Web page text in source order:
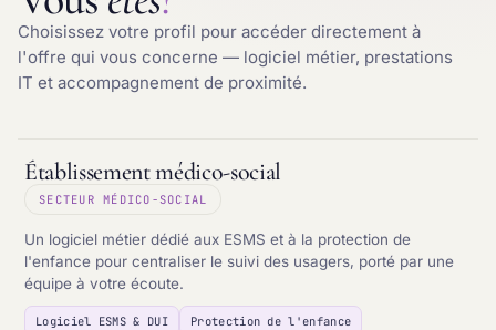
Choisissez votre profil pour accéder directement à
l'offre qui vous concerne — logiciel métier, prestations
IT et accompagnement de proximité.
Établissement médico-social
SECTEUR MÉDICO-SOCIAL
Un logiciel métier dédié aux ESMS et à la protection de
l'enfance pour centraliser le suivi des usagers, porté par une
équipe à votre écoute.
Logiciel ESMS & DUI
Protection de l'enfance